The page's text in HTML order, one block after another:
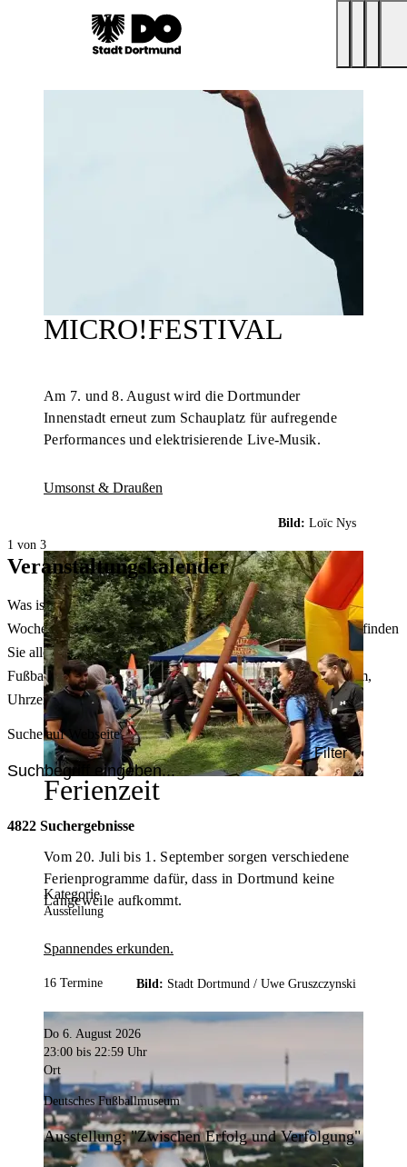
MICRO!FESTIVAL
Am 7. und 8. August wird die Dortmunder
Innenstadt erneut zum Schauplatz für aufregende
Performances und elektrisierende Live-Musik.
Umsonst & Draußen
Bild: Loïc Nys
Ferienzeit
Vom 20. Juli bis 1. September sorgen verschiedene
Ferienprogramme dafür, dass in Dortmund keine
Langeweile aufkommt.
Spannendes erkunden.
Bild: Stadt Dortmund / Uwe Gruszczynski
1 von 3
Veranstaltungskalender
Was ist heute in Dortmund los? Welche Konzerte gibt es am
Wochenende? Im größten Veranstaltungskalender Dortmunds finden
Sie alle Events – von der Stadt- oder Museumsführung übers
Fußballspiel bis zum Flohmarkt. Sie können dabei nach Datum,
Uhrzeit, Ort oder Art der Veranstaltung auswählen. Viel Spaß!
Suche auf Webseite
Filter
4822 Suchergebnisse
Kategorie
Ausstellung
16 Termine
Do 6. August 2026
23:00 bis 22:59 Uhr
Ort
Deutsches Fußballmuseum
Ausstellung: "Zwischen Erfolg und Verfolgung"